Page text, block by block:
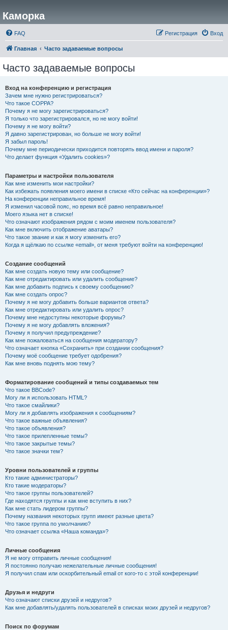
Каморка
FAQ Вход
Регистрация
Главная Часто задаваемые вопросы
Часто задаваемые вопросы
Вход на конференцию и регистрация
Зачем мне нужно регистрироваться?
Что такое COPPA?
Почему я не могу зарегистрироваться?
Я только что зарегистрировался, но не могу войти!
Почему я не могу войти?
Я давно зарегистрирован, но больше не могу войти!
Я забыл пароль!
Почему мне периодически приходится повторять ввод имени и пароля?
Что делает функция «Удалить cookies»?
Параметры и настройки пользователя
Как мне изменить мои настройки?
Как избежать появления моего имени в списке «Кто сейчас на конференции»?
На конференции неправильное время!
Я изменил часовой пояс, но время всё равно неправильное!
Моего языка нет в списке!
Что означают изображения рядом с моим именем пользователя?
Как мне включить отображение аватары?
Что такое звание и как я могу изменить его?
Когда я щёлкаю по ссылке «email», от меня требуют войти на конференцию!
Создание сообщений
Как мне создать новую тему или сообщение?
Как мне отредактировать или удалить сообщение?
Как мне добавить подпись к своему сообщению?
Как мне создать опрос?
Почему я не могу добавить больше вариантов ответа?
Как мне отредактировать или удалить опрос?
Почему мне недоступны некоторые форумы?
Почему я не могу добавлять вложения?
Почему я получил предупреждение?
Как мне пожаловаться на сообщения модератору?
Что означает кнопка «Сохранить» при создании сообщения?
Почему моё сообщение требует одобрения?
Как мне вновь поднять мою тему?
Форматирование сообщений и типы создаваемых тем
Что такое BBCode?
Могу ли я использовать HTML?
Что такое смайлики?
Могу ли я добавлять изображения к сообщениям?
Что такое важные объявления?
Что такое объявления?
Что такое прилепленные темы?
Что такое закрытые темы?
Что такое значки тем?
Уровни пользователей и группы
Кто такие администраторы?
Кто такие модераторы?
Что такое группы пользователей?
Где находятся группы и как мне вступить в них?
Как мне стать лидером группы?
Почему названия некоторых групп имеют разные цвета?
Что такое группа по умолчанию?
Что означает ссылка «Наша команда»?
Личные сообщения
Я не могу отправить личные сообщения!
Я постоянно получаю нежелательные личные сообщения!
Я получил спам или оскорбительный email от кого-то с этой конференции!
Друзья и недруги
Что означают списки друзей и недругов?
Как мне добавлять/удалять пользователей в списках моих друзей и недругов?
Поиск по форумам